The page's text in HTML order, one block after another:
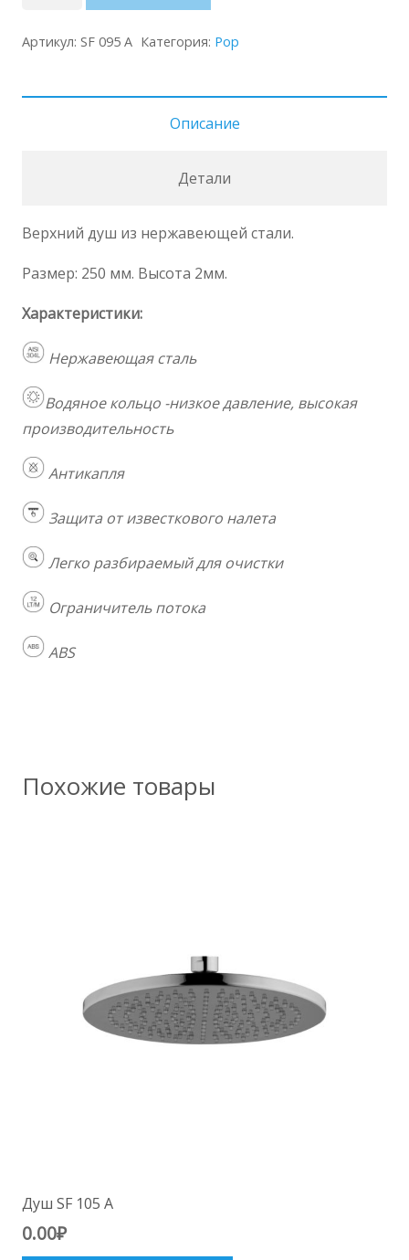
Артикул: SF 095 A Категория: Pop
Описание
Детали
Верхний душ из нержавеющей стали.
Размер: 250 мм. Высота 2мм.
Характеристики:
Нержавеющая сталь
Водяное кольцо -низкое давление, высокая
производительность
Антикапля
Защита от известкового налета
Легко разбираемый для очистки
Ограничитель потока
ABS
Похожие товары
Душ SF 105 A
0.00₽